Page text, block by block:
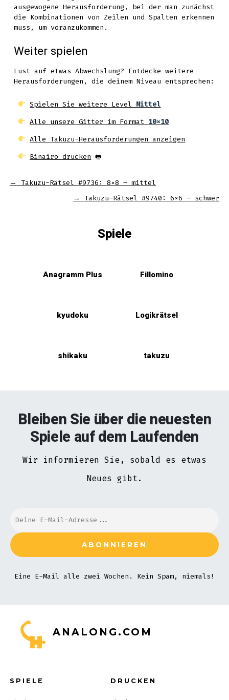
ausgewogene Herausforderung, bei der man zunächst
die Kombinationen von Zeilen und Spalten erkennen
muss, um voranzukommen.
Weiter spielen
Lust auf etwas Abwechslung? Entdecke weitere
Herausforderungen, die deinem Niveau entsprechen:
Spielen Sie weitere Level Mittel
Alle unsere Gitter im Format 10x10
Alle Takuzu-Herausforderungen anzeigen
Binairo drucken 🖶
← Takuzu-Rätsel #9736: 8×8 – mittel
→
Takuzu-Rätsel #9740: 6×6 – schwer
Spiele
Anagramm Plus Fillomino
kyudoku Logikrätsel
shikaku takuzu
Bleiben Sie über die neuesten
Spiele auf dem Laufenden
Wir informieren Sie, sobald es etwas
Neues gibt.
Eine E-Mail alle zwei Wochen. Kein Spam, niemals!
ANALONG.COM
SPIELE DRUCKEN